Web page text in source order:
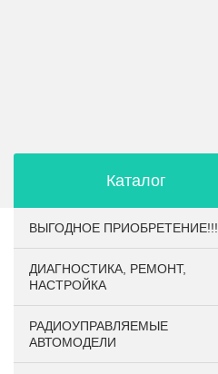
Каталог
ВЫГОДНОЕ ПРИОБРЕТЕНИЕ!!!
ДИАГНОСТИКА, РЕМОНТ,
НАСТРОЙКА
РАДИОУПРАВЛЯЕМЫЕ
АВТОМОДЕЛИ